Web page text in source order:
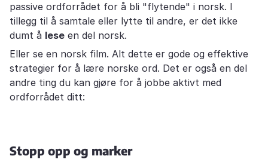
passive ordforrådet for å bli "flytende" i norsk. I
tillegg til å samtale eller lytte til andre, er det ikke
dumt å lese en del norsk.
Eller se en norsk film. Alt dette er gode og effektive
strategier for å lære norske ord. Det er også en del
andre ting du kan gjøre for å jobbe aktivt med
ordforrådet ditt:
Stopp opp og marker